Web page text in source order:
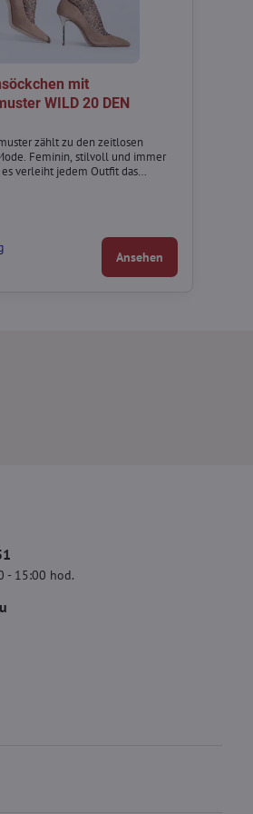
Größe:
Marilyn - Größe:
Farbe:Marilyn - Farbe:
mit
WILD 20 DEN
zählt zu den zeitlosen
Feminin, stilvoll und immer
verleiht jedem Outfit das
Die WILD Feinsöckchen bringen
Trend in einer eleganten,
in Ihren Kleiderschrank.
mit Leopardenmuster WILD 20 DEN Knittex -
mit Leopardenmuster WILD 20 DEN Knittex -
Ansehen
- 15:00 hod.